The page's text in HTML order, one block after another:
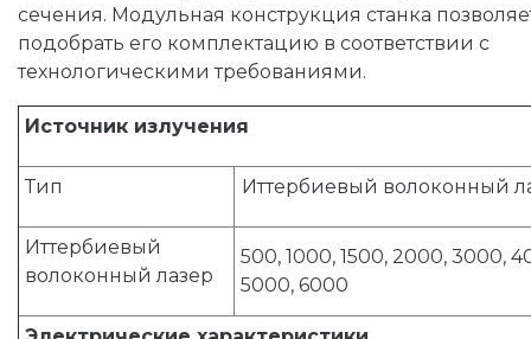
сечения. Модульная конструкция станка
подобрать его комплектацию в соответствии с
технологическими требованиями.
Источник излучения
Тип Иттербиевый волоконный
Иттербиевый
волоконный лазер
500, 1000, 1500, 2000, 3000,
5000, 6000